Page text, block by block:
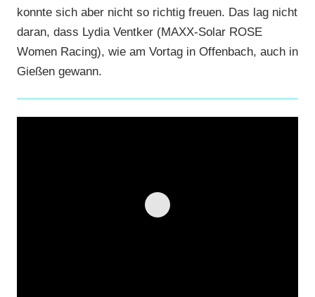
konnte sich aber nicht so richtig freuen. Das lag nicht
daran, dass Lydia Ventker (MAXX-Solar ROSE
Women Racing), wie am Vortag in Offenbach, auch in
Gießen gewann.